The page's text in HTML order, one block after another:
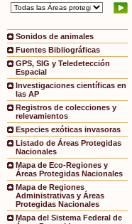
Sonidos de animales
Fuentes Bibliográficas
GPS, SIG y Teledetección
Espacial
Investigaciones científicas en
las AP
Registros de colecciones y
relevamientos
Especies exóticas invasoras
Listado de Áreas Protegidas
Nacionales
Mapa de Eco-Regiones y
Áreas Protegidas Nacionales
Mapa de Regiones
Administrativas y Áreas
Protegidas Nacionales
Mapa del Sistema Federal de